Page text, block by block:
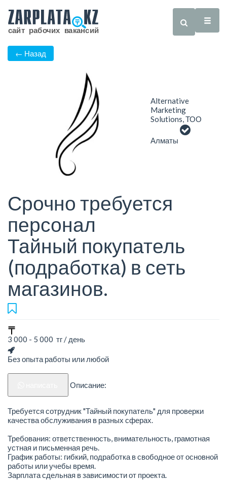
← Назад
Alternative
Marketing
Solutions, ТОО
Алматы
Срочно требуется
персонал
Тайный покупатель
(подработка) в сеть
магазинов.
3 000 - 5 000 тг / день
Без опыта работы или любой
Описание:
Требуется сотрудник "Тайный покупатель" для проверки
качества обслуживания в разных сферах.
Требования: ответственность, внимательность, грамотная
устная и письменная речь.
График работы: гибкий, подработка в свободное от основной
работы или учебы время.
Зарплата сдельная в зависимости от проекта.